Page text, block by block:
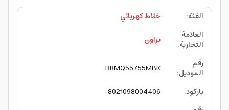
الفئة:
خلاط كهربائي
العلامة
التجارية:
براون
رقم
الموديل:
BRMQ55755MBK
باركود:
8021098004406